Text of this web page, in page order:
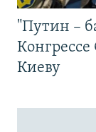
"Путин –
Киеву